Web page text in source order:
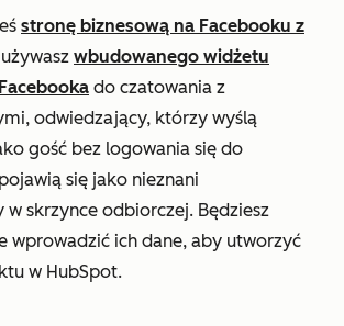
stronę biznesową na Facebooku z
wbudowanego widżetu
do czatowania z
odwiedzający, którzy wyślą
gość bez logowania się do
się jako nieznani
w skrzynce odbiorczej. Będziesz
wprowadzić ich dane, aby utworzyć
w HubSpot.